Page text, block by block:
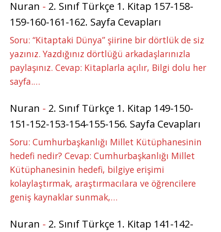
Nuran - 2. Sınıf Türkçe 1. Kitap 157-158-
159-160-161-162. Sayfa Cevapları
Soru: “Kitaptaki Dünya” şiirine bir dörtlük de siz
yazınız. Yazdığınız dörtlüğü arkadaşlarınızla
paylaşınız. Cevap: Kitaplarla açılır, Bilgi dolu her
sayfa.…
Nuran - 2. Sınıf Türkçe 1. Kitap 149-150-
151-152-153-154-155-156. Sayfa Cevapları
Soru: Cumhurbaşkanlığı Millet Kütüphanesinin
hedefi nedir? Cevap: Cumhurbaşkanlığı Millet
Kütüphanesinin hedefi, bilgiye erişimi
kolaylaştırmak, araştırmacılara ve öğrencilere
geniş kaynaklar sunmak,…
Nuran - 2. Sınıf Türkçe 1. Kitap 141-142-